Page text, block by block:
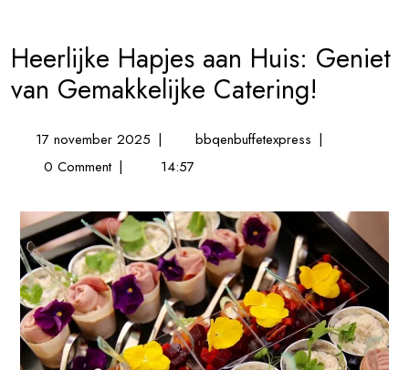
Heerlijke Hapjes aan Huis: Geniet
van Gemakkelijke Catering!
17 november 202517
november
| bbqenbuffetexpressHeerlijke
Geniet
Gemakkelijke
Catering!
|
0 Comment | 14:57